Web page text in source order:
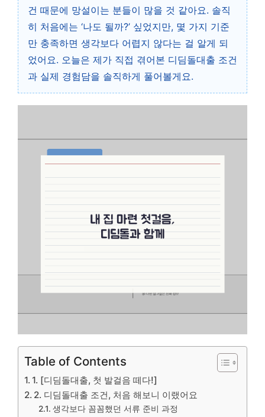
건 때문에 망설이는 분들이 많을 것 같아요. 솔직
히 처음에는 ‘나도 될까?’ 싶었지만, 몇 가지 기준
만 충족하면 생각보다 어렵지 않다는 걸 알게 되
었어요. 오늘은 제가 직접 겪어본 디딤돌대출 조건
과 실제 경험담을 솔직하게 풀어볼게요.
Table of Contents
1. [디딤돌대출, 첫 발걸음 떼다!]
2. 디딤돌대출 조건, 처음 해보니 이랬어요
생각보다 꼼꼼했던 서류 준비 과정